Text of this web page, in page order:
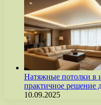
Натяжные потолки в
практичное решение
10.09.2025